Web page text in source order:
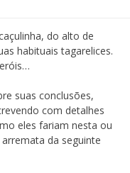
do alto de
habituais tagarelices.
suas conclusões,
com detalhes
eles fariam nesta ou
da seguinte